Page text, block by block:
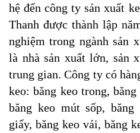
hệ đến công ty sản xuất
Thanh được thành lập
nghiệm trong ngành sản
là nhà sản xuất lớn, sản
trung gian. Công ty có
keo: băng keo trong,
băng keo mút sốp,
giấy, băng keo vải, băng